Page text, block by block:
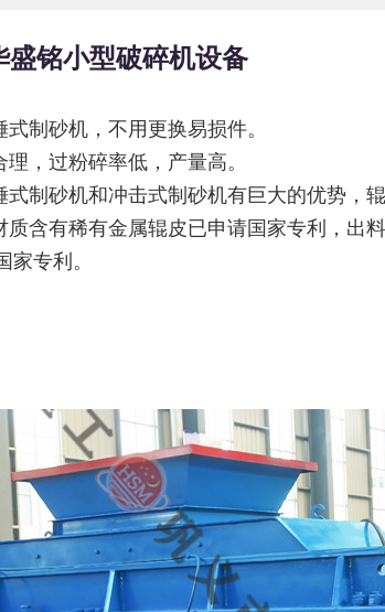
盛铭小型破碎机设备
制砂机，不用更换易损件。
，过粉碎率低，产量高。
式制砂机和冲击式制砂机有巨大的优势，
质含有稀有金属辊皮已申请国家专利，出
家专利。